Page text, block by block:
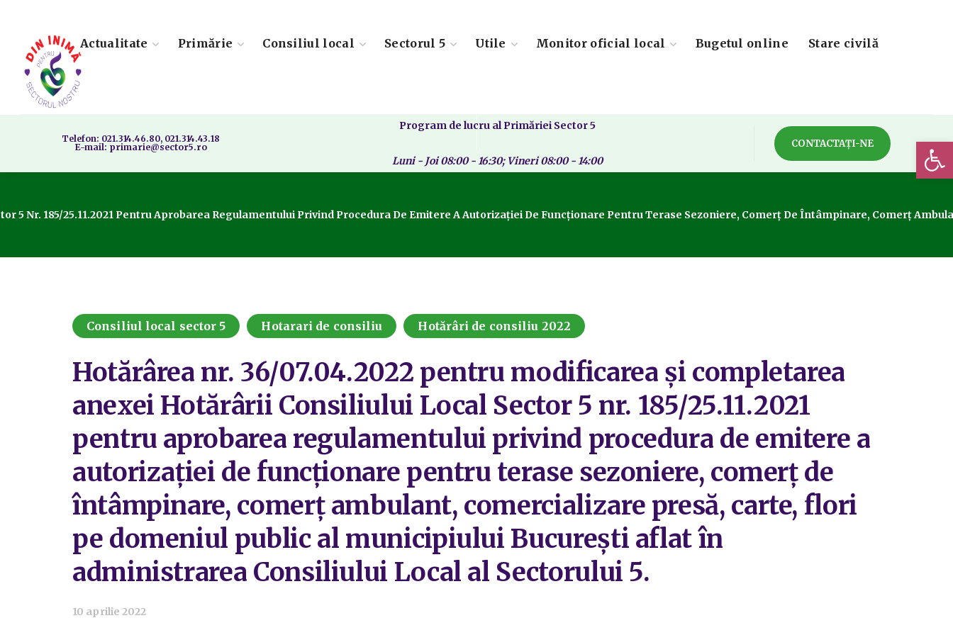
Actualitate Primărie Consiliul local Sectorul 5 Utile Monitor oficial local Bugetul online Stare civilă
Telefon: 021.314.46.80, 021.314.43.18
E-mail: primarie@sector5.ro
Program de lucru al Primăriei Sector 5
Luni - Joi 08:00 - 16:30; Vineri 08:00 - 14:00
CONTACTAȚI-NE
5 Nr. 185/25.11.2021 Pentru Aprobarea Regulamentului Privind Procedura De Emitere A Autorizației De Funcționare Pentru Terase Sezoniere, Comerț De Întâmpinare, Comerț
Consiliul local sector 5 Hotarari de consiliu Hotărâri de consiliu 2022
Hotărârea nr. 36/07.04.2022 pentru modificarea și completarea
anexei Hotărârii Consiliului Local Sector 5 nr. 185/25.11.2021
pentru aprobarea regulamentului privind procedura de emitere a
autorizației de funcționare pentru terase sezoniere, comerț de
întâmpinare, comerț ambulant, comercializare presă, carte, flori
pe domeniul public al municipiului București aflat în
administrarea Consiliului Local al Sectorului 5.
10 aprilie 2022